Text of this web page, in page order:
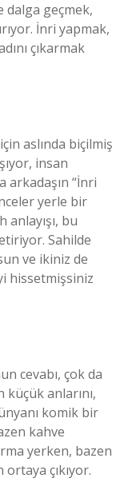
dalga geçmek,
İnri yapmak,
çıkarmak
aslında biçilmiş
insan
arkadaşın “İnri
yerle bir
bu
Sahilde
ve ikiniz de
hissetmişsiniz
cevabı, çok da
anlarını,
komik bir
kahve
yerken, bazen
çıkıyor.